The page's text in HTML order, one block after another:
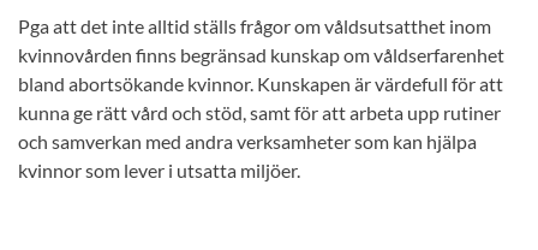
Pga att det inte alltid ställs frågor om våldsutsatthet inom
kvinnovården finns begränsad kunskap om våldserfarenhet
bland abortsökande kvinnor. Kunskapen är värdefull för att
kunna ge rätt vård och stöd, samt för att arbeta upp rutiner
och samverkan med andra verksamheter som kan hjälpa
kvinnor som lever i utsatta miljöer.